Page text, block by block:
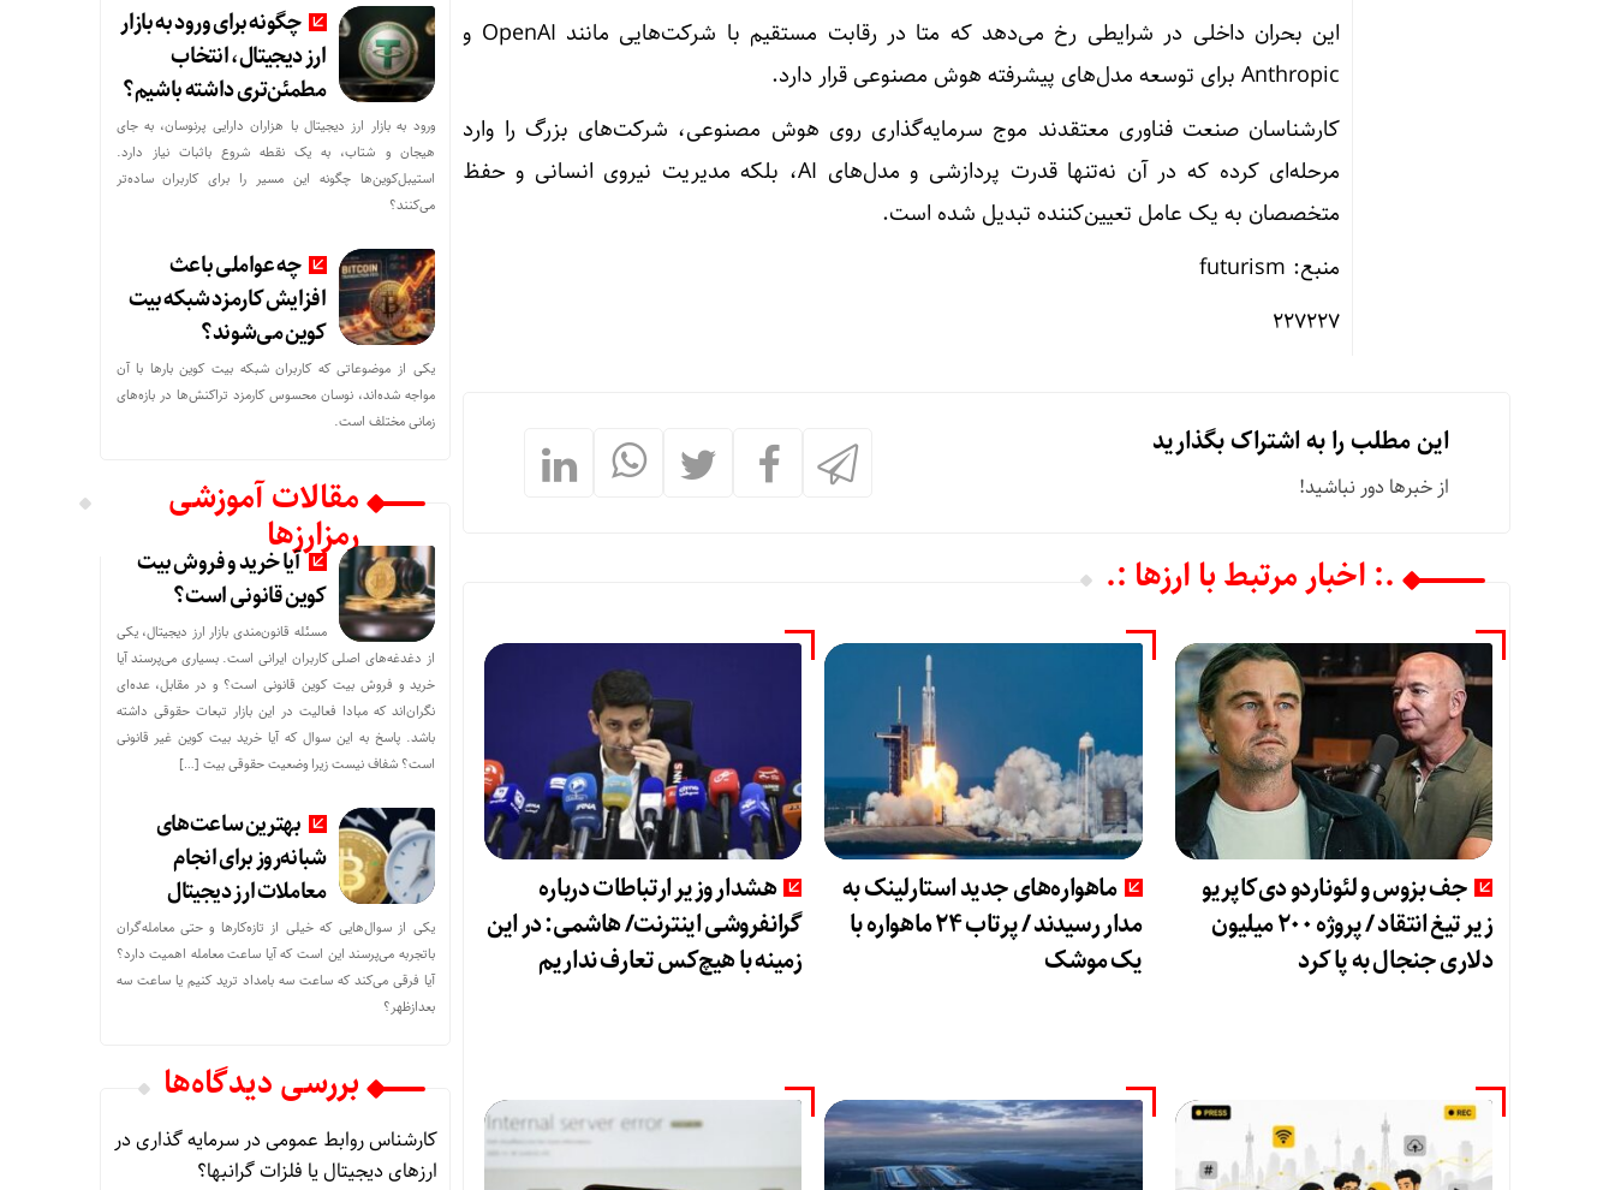
این بحران داخلی در شرایطی رخ می‌دهد که متا در رقابت مستقیم با شرکت‌هایی مانند OpenAI و
Anthropic برای توسعه مدل‌های پیشرفته هوش مصنوعی قرار دارد.
کارشناسان صنعت فناوری معتقدند موج سرمایه‌گذاری روی هوش مصنوعی، شرکت‌های بزرگ را وارد
مرحله‌ای کرده که در آن نه‌تنها قدرت پردازشی و مدل‌های AI، بلکه مدیریت نیروی انسانی و حفظ
متخصصان به یک عامل تعیین‌کننده تبدیل شده است.
منبع: futurism
۲۲۷۲۲۷
این مطلب را به اشتراک بگذارید
از خبرها دور نباشید!
.: اخبار مرتبط با ارزها :.
جف بزوس و لئوناردو دی‌کاپریو
زیر تیغ انتقاد / پروژه ۲۰۰ میلیون
دلاری جنجال به پا کرد
ماهواره‌های جدید استارلینک به
مدار رسیدند / پرتاب ۲۴ ماهواره با
یک موشک
هشدار وزیر ارتباطات درباره
گرانفروشی اینترنت/ هاشمی: در این
زمینه با هیچ‌کس تعارف نداریم
چگونه برای ورود به بازار
ارز دیجیتال، انتخاب
مطمئن‌تری داشته باشیم؟
ورود به بازار ارز دیجیتال با هزاران دارایی پرنوسان، به جای
هیجان و شتاب، به یک نقطه شروع باثبات نیاز دارد.
استیبل‌کوین‌ها چگونه این مسیر را برای کاربران ساده‌تر
می‌کنند؟
چه عواملی باعث
افزایش کارمزد شبکه بیت
کوین می‌شوند؟
یکی از موضوعاتی که کاربران شبکه بیت کوین بارها با آن
مواجه شده‌اند، نوسان محسوس کارمزد تراکنش‌ها در بازه‌های
زمانی مختلف است.
مقالات آموزشی
رمزارزهاآیا خرید و فروش بیت
کوین قانونی است؟
مسئله قانون‌مندی بازار ارز دیجیتال، یکی
از دغدغه‌های اصلی کاربران ایرانی است. بسیاری می‌پرسند آیا
خرید و فروش بیت کوین قانونی است؟ و در مقابل، عده‌ای
نگران‌اند که مبادا فعالیت در این بازار تبعات حقوقی داشته
باشد. پاسخ به این سوال که آیا خرید بیت کوین غیر قانونی
است؟ شفاف نیست زیرا وضعیت حقوقی بیت‌ […]
بهترین ساعت‌های
شبانه‌روز برای انجام
معاملات ارز دیجیتال
یکی از سوال‌هایی که خیلی از تازه‌کارها و حتی معامله‌گران
باتجربه می‌پرسند این است که آیا ساعت معامله اهمیت دارد؟
آیا فرقی می‌کند که ساعت سه بامداد ترید کنیم یا ساعت سه
بعدازظهر؟
بررسی دیدگاه‌ها
کارشناس روابط عمومیدرسرمایه گذاری در
ارزهای دیجیتال یا فلزات گرانبها؟